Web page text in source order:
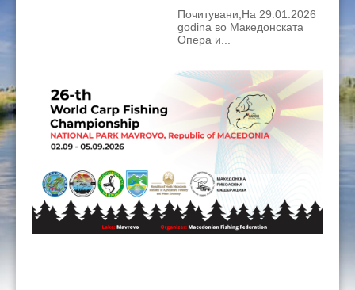
Почитувани,На 29.01.2026
godina во Македонската
Опера и...